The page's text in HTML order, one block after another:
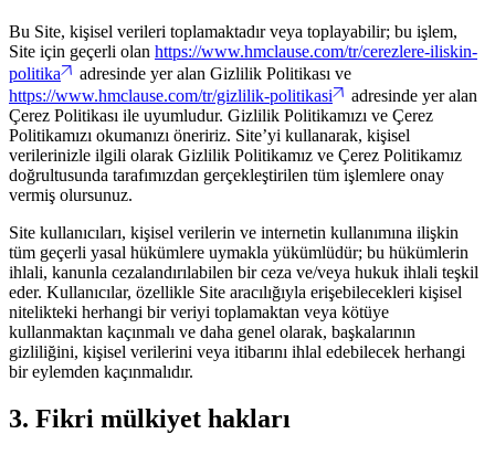
Bu Site, kişisel verileri toplamaktadır veya toplayabilir; bu işlem,
Site için geçerli olan https://www.hmclause.com/tr/cerezlere-iliskin-
politika
adresinde yer alan Gizlilik Politikası ve
https://www.hmclause.com/tr/gizlilik-politikasi
adresinde yer alan
Çerez Politikası ile uyumludur. Gizlilik Politikamızı ve Çerez
Politikamızı okumanızı öneririz. Site’yi kullanarak, kişisel
verilerinizle ilgili olarak Gizlilik Politikamız ve Çerez Politikamız
doğrultusunda tarafımızdan gerçekleştirilen tüm işlemlere onay
vermiş olursunuz.
Site kullanıcıları, kişisel verilerin ve internetin kullanımına ilişkin
tüm geçerli yasal hükümlere uymakla yükümlüdür; bu hükümlerin
ihlali, kanunla cezalandırılabilen bir ceza ve/veya hukuk ihlali teşkil
eder. Kullanıcılar, özellikle Site aracılığıyla erişebilecekleri kişisel
nitelikteki herhangi bir veriyi toplamaktan veya kötüye
kullanmaktan kaçınmalı ve daha genel olarak, başkalarının
gizliliğini, kişisel verilerini veya itibarını ihlal edebilecek herhangi
bir eylemden kaçınmalıdır.
3. Fikri mülkiyet hakları